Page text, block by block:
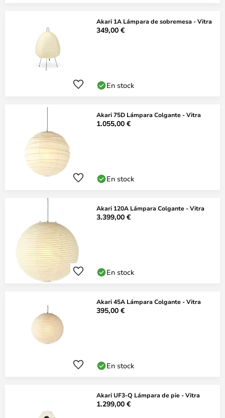
Akari 1A Lámpara de sobremesa - Vitra
349,00 €
En stock
Akari 75D Lámpara Colgante - Vitra
1.055,00 €
En stock
Akari 120A Lámpara Colgante - Vitra
3.399,00 €
En stock
Akari 45A Lámpara Colgante - Vitra
395,00 €
En stock
Akari UF3-Q Lámpara de pie - Vitra
1.299,00 €